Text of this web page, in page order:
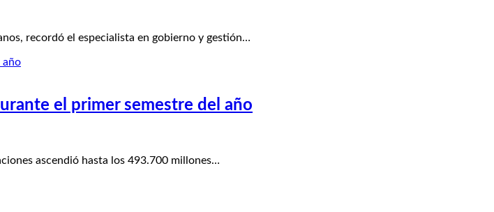
recordó el especialista en gobierno y gestión…
el primer semestre del año
ascendió hasta los 493.700 millones…